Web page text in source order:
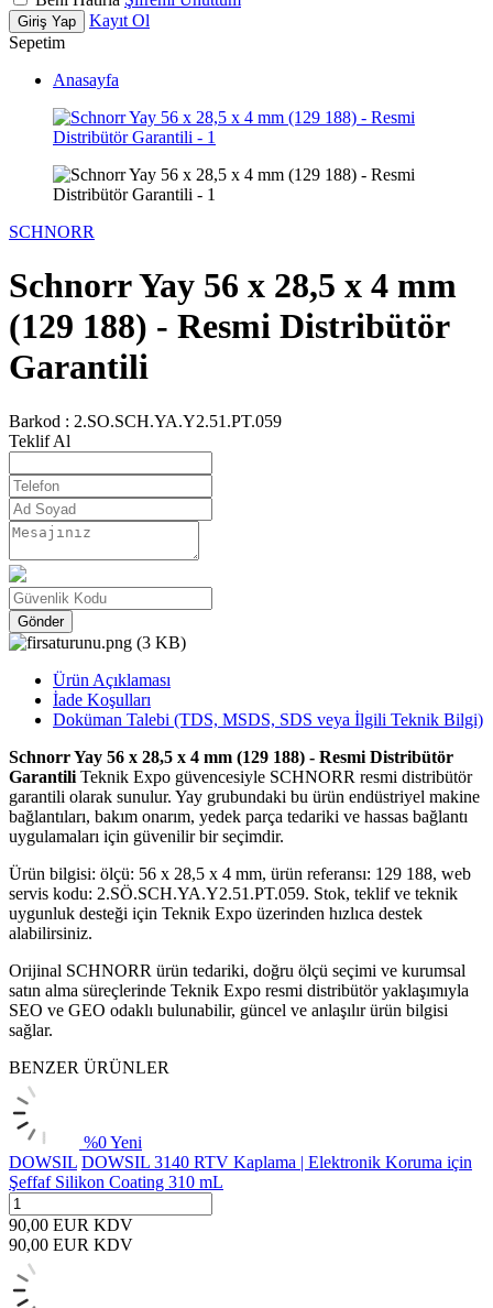
Giriş Yap
Kayıt Ol
Sepetim
Anasayfa
SCHNORR
Schnorr Yay 56 x 28,5 x 4 mm
(129 188) - Resmi Distribütör
Garantili
Barkod : 2.SO.SCH.YA.Y2.51.PT.059
Teklif Al
Gönder
Ürün Açıklaması
İade Koşulları
Doküman Talebi (TDS, MSDS, SDS veya İlgili Teknik Bilgi)
Schnorr Yay 56 x 28,5 x 4 mm (129 188) - Resmi Distribütör
Garantili Teknik Expo güvencesiyle SCHNORR resmi distribütör
garantili olarak sunulur. Yay grubundaki bu ürün endüstriyel makine
bağlantıları, bakım onarım, yedek parça tedariki ve hassas bağlantı
uygulamaları için güvenilir bir seçimdir.
Ürün bilgisi: ölçü: 56 x 28,5 x 4 mm, ürün referansı: 129 188, web
servis kodu: 2.SÖ.SCH.YA.Y2.51.PT.059. Stok, teklif ve teknik
uygunluk desteği için Teknik Expo üzerinden hızlıca destek
alabilirsiniz.
Orijinal SCHNORR ürün tedariki, doğru ölçü seçimi ve kurumsal
satın alma süreçlerinde Teknik Expo resmi distribütör yaklaşımıyla
SEO ve GEO odaklı bulunabilir, güncel ve anlaşılır ürün bilgisi
sağlar.
BENZER ÜRÜNLER
%0Yeni
DOWSIL DOWSIL 3140 RTV Kaplama | Elektronik Koruma için
Şeffaf Silikon Coating 310 mL
90,00 EUR KDV
90,00 EUR KDV